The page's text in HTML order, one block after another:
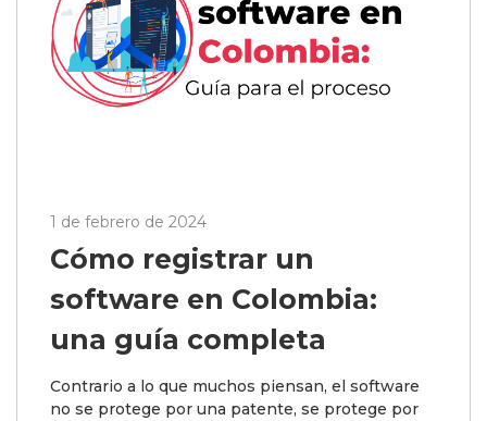
1 de febrero de 2024
Cómo registrar un
software en Colombia:
una guía completa
Contrario a lo que muchos piensan, el software
no se protege por una patente, se protege por